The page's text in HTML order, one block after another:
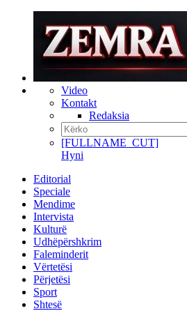
Video
Kontakt
Redaksia
[FULLNAME_CUT]
Hyni
Editorial
Speciale
Mendime
Intervista
Kulturë
Udhëpërshkrim
Faleminderit
Vërtetësi
Përjetësi
Sport
Shtesë